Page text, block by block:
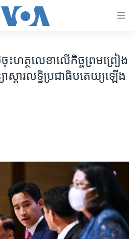
ហត្ថលេខា​លើ​កិច្ច​ព្រមព្រៀង​
ស្តារ​លទ្ធិ​ប្រជាធិបតេយ្យ​ឡើង​